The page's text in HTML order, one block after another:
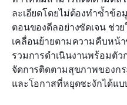
ละเอียดโดยไม่ต้องทำซ้ำข้อ
ตอนของดีลอย่างชัดเจน ช่ว
เคลื่อนย้ายตามความคืบหน้
รวมการดำเนินงานพร้อมตัว
จัดการติดตามสุขภาพของก
และโอกาสที่หยุดชะงักได้แบ